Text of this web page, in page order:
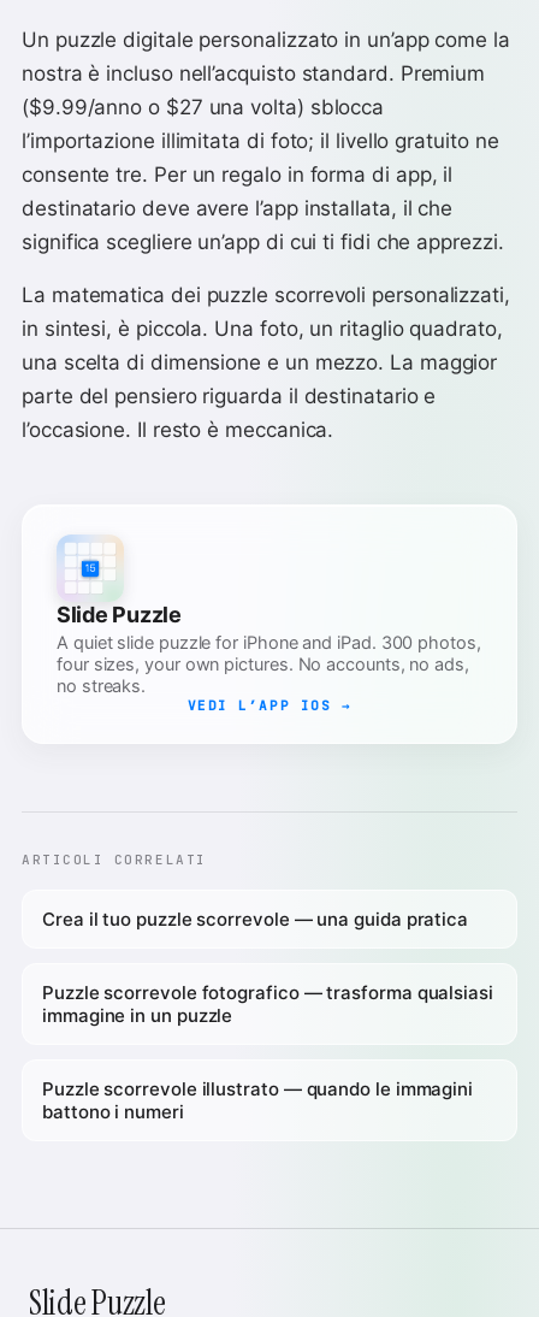
Un puzzle digitale personalizzato in un’app come la
nostra è incluso nell’acquisto standard. Premium
($9.99/anno o $27 una volta) sblocca
l’importazione illimitata di foto; il livello gratuito ne
consente tre. Per un regalo in forma di app, il
destinatario deve avere l’app installata, il che
significa scegliere un’app di cui ti fidi che apprezzi.
La matematica dei puzzle scorrevoli personalizzati,
in sintesi, è piccola. Una foto, un ritaglio quadrato,
una scelta di dimensione e un mezzo. La maggior
parte del pensiero riguarda il destinatario e
l’occasione. Il resto è meccanica.
Slide Puzzle
A quiet slide puzzle for iPhone and iPad. 300 photos,
four sizes, your own pictures. No accounts, no ads,
no streaks.
VEDI L’APP IOS →
ARTICOLI CORRELATI
Crea il tuo puzzle scorrevole — una guida pratica
Puzzle scorrevole fotografico — trasforma qualsiasi
immagine in un puzzle
Puzzle scorrevole illustrato — quando le immagini
battono i numeri
Slide Puzzle